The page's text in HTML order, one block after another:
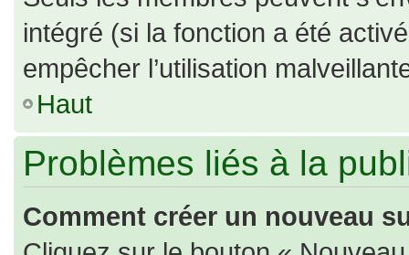
intégré (si la fonction a été
empêcher l’utilisation
Haut
Problèmes liés à la
Comment créer un nouveau